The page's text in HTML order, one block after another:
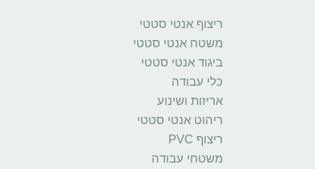
ריצוף אנטי סטטי
משטח אנטי סטטי
ביגוד אנטי סטטי
כלי עבודה
אריזות ושינוע
ריהוט אנטי סטטי
ריצוף PVC
משטחי עבודה